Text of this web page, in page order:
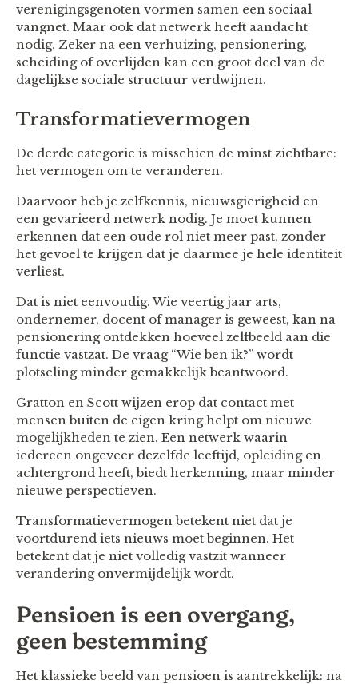
verenigingsgenoten vormen samen een sociaal
vangnet. Maar ook dat netwerk heeft aandacht
nodig. Zeker na een verhuizing, pensionering,
scheiding of overlijden kan een groot deel van de
dagelijkse sociale structuur verdwijnen.
Transformatievermogen
De derde categorie is misschien de minst zichtbare:
het vermogen om te veranderen.
Daarvoor heb je zelfkennis, nieuwsgierigheid en
een gevarieerd netwerk nodig. Je moet kunnen
erkennen dat een oude rol niet meer past, zonder
het gevoel te krijgen dat je daarmee je hele identiteit
verliest.
Dat is niet eenvoudig. Wie veertig jaar arts,
ondernemer, docent of manager is geweest, kan na
pensionering ontdekken hoeveel zelfbeeld aan die
functie vastzat. De vraag “Wie ben ik?” wordt
plotseling minder gemakkelijk beantwoord.
Gratton en Scott wijzen erop dat contact met
mensen buiten de eigen kring helpt om nieuwe
mogelijkheden te zien. Een netwerk waarin
iedereen ongeveer dezelfde leeftijd, opleiding en
achtergrond heeft, biedt herkenning, maar minder
nieuwe perspectieven.
Transformatievermogen betekent niet dat je
voortdurend iets nieuws moet beginnen. Het
betekent dat je niet volledig vastzit wanneer
verandering onvermijdelijk wordt.
Pensioen is een overgang,
geen bestemming
Het klassieke beeld van pensioen is aantrekkelijk: na